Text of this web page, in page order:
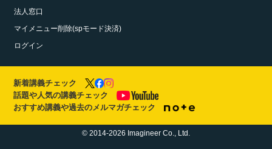
法人窓口
マイメニュー削除(spモード決済)
ログイン
新着講義チェック
話題や人気の講義チェック
おすすめ講義や過去のメルマガチェック
© 2014-2026 Imagineer Co., Ltd.